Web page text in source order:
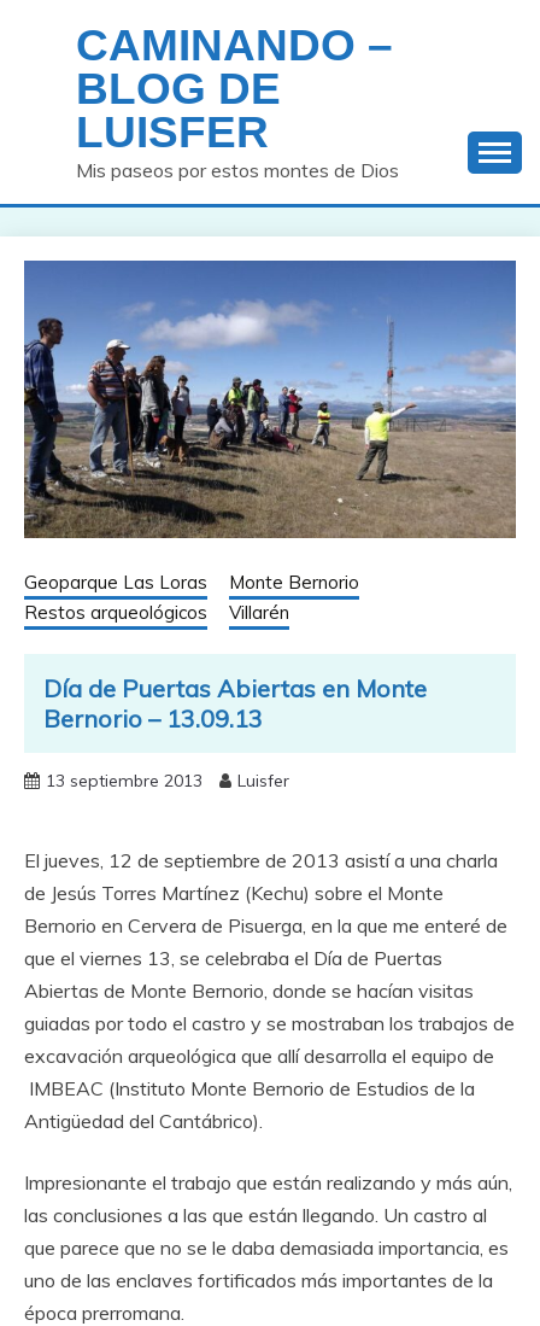
contenido
CAMINANDO –
BLOG DE
LUISFER
Mis paseos por estos montes de Dios
Geoparque Las Loras
Monte Bernorio
Restos arqueológicos
Villarén
Día de Puertas Abiertas en Monte
Bernorio – 13.09.13
13 septiembre 2013 Luisfer
El jueves, 12 de septiembre de 2013 asistí a una charla
de Jesús Torres Martínez (Kechu) sobre el Monte
Bernorio en Cervera de Pisuerga, en la que me enteré de
que el viernes 13, se celebraba el Día de Puertas
Abiertas de Monte Bernorio, donde se hacían visitas
guiadas por todo el castro y se mostraban los trabajos de
excavación arqueológica que allí desarrolla el equipo de
IMBEAC (Instituto Monte Bernorio de Estudios de la
Antigüedad del Cantábrico).
Impresionante el trabajo que están realizando y más aún,
las conclusiones a las que están llegando. Un castro al
que parece que no se le daba demasiada importancia, es
uno de las enclaves fortificados más importantes de la
época prerromana.